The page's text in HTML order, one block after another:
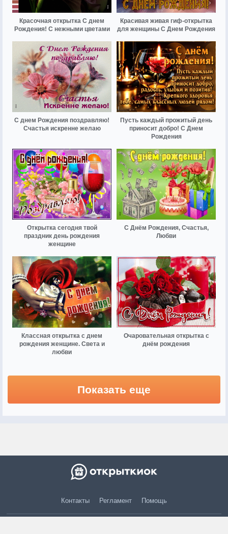
Красочная открытка С днем
Рождения! С нежными цветами
Красивая живая гиф-открытка
для женщины С Днем Рождения
С днем Рождения поздравляю!
Счастья искренне желаю
Пусть каждый прожитый день
приносит добро! С Днем
Рождения
Открытка сегодня твой
праздник день рождения
женщине
С Днём Рождения, Счастья,
Любви
Классная открытка с днем
рождения женщине. Света и
любви
Очаровательная открытка с
днём рождения
Показать еще
Контакты Регламент Помощь